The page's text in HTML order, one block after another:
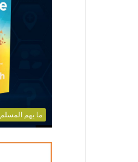
ما يهم المسلم